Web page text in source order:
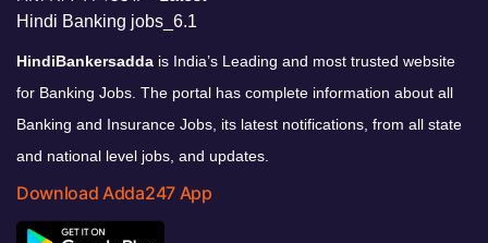
HindiBankersadda is India’s Leading and most trusted website
for Banking Jobs. The portal has complete information about all
Banking and Insurance Jobs, its latest notifications, from all state
and national level jobs, and updates.
Download Adda247 App